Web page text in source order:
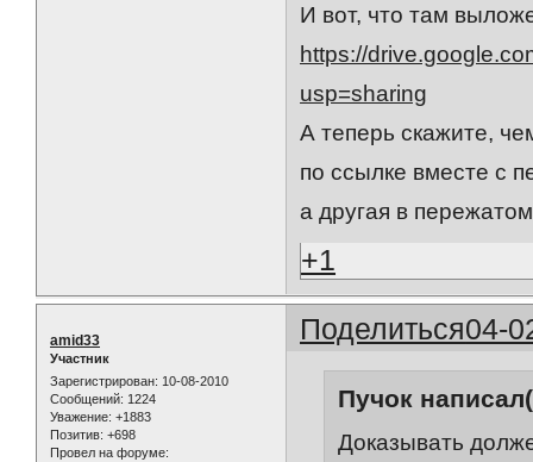
И вот, что там
https://
usp=sharing
А теперь скажите,
по ссылке вместе с
а другая в
+1
Поделиться04-
amid33
Участник
Зарегистрирован: 10-08-2010
Сообщений: 1224
Уважение: +1883
Позитив: +698
Провел на форуме:
Пучок
Доказывать